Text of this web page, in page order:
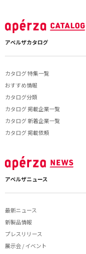
アペルザカタログ
カタログ 特集一覧
おすすめ情報
カタログ分類
カタログ 掲載企業一覧
カタログ 新着企業一覧
カタログ 掲載依頼
アペルザニュース
最新ニュース
新製品情報
プレスリリース
展示会 / イベント